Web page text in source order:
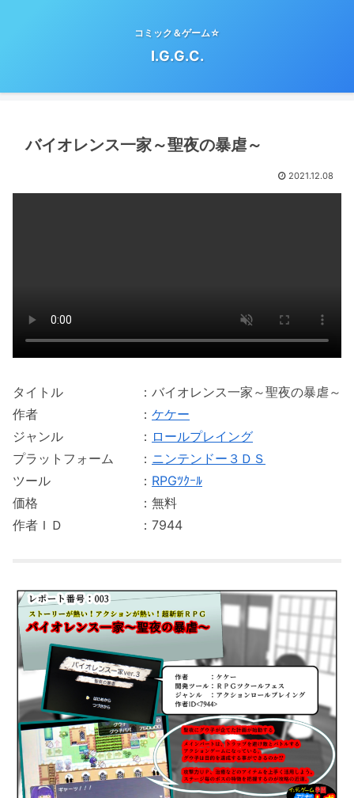
コミック＆ゲーム☆
I.G.G.C.
バイオレンス一家～聖夜の暴虐～
2021.12.08
タイトル ：バイオレンス一家～聖夜の暴虐～
作者 ： ケケー
ジャンル ： ロールプレイング
プラットフォーム ： ニンテンドー３ＤＳ
ツール ： RPGﾂｸｰﾙ
価格 ：無料
作者ＩＤ ：7944